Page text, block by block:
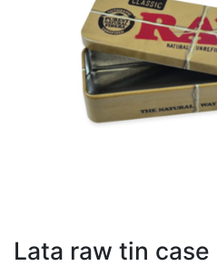
Lata raw tin case